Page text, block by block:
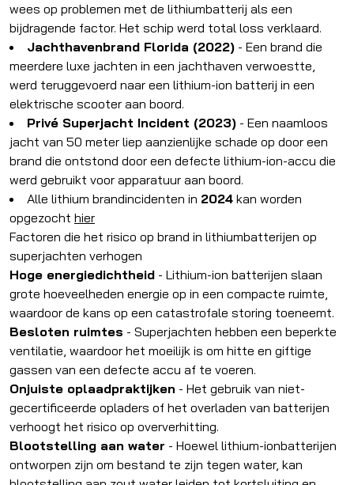
wees op problemen met de lithiumbatterij als een
bijdragende factor. Het schip werd total loss verklaard.
Jachthavenbrand Florida (2022) - Een brand die
meerdere luxe jachten in een jachthaven verwoestte,
werd teruggevoerd naar een lithium-ion batterij in een
elektrische scooter aan boord.
Privé Superjacht Incident (2023) - Een naamloos
jacht van 50 meter liep aanzienlijke schade op door een
brand die ontstond door een defecte lithium-ion-accu die
werd gebruikt voor apparatuur aan boord.
Alle lithium brandincidenten in 2024 kan worden
opgezocht hier
Factoren die het risico op brand in lithiumbatterijen op
superjachten verhogen
Hoge energiedichtheid - Lithium-ion batterijen slaan
grote hoeveelheden energie op in een compacte ruimte,
waardoor de kans op een catastrofale storing toeneemt.
Besloten ruimtes - Superjachten hebben een beperkte
ventilatie, waardoor het moeilijk is om hitte en giftige
gassen van een defecte accu af te voeren.
Onjuiste oplaadpraktijken - Het gebruik van niet-
gecertificeerde opladers of het overladen van batterijen
verhoogt het risico op oververhitting.
Blootstelling aan water - Hoewel lithium-ionbatterijen
ontworpen zijn om bestand te zijn tegen water, kan